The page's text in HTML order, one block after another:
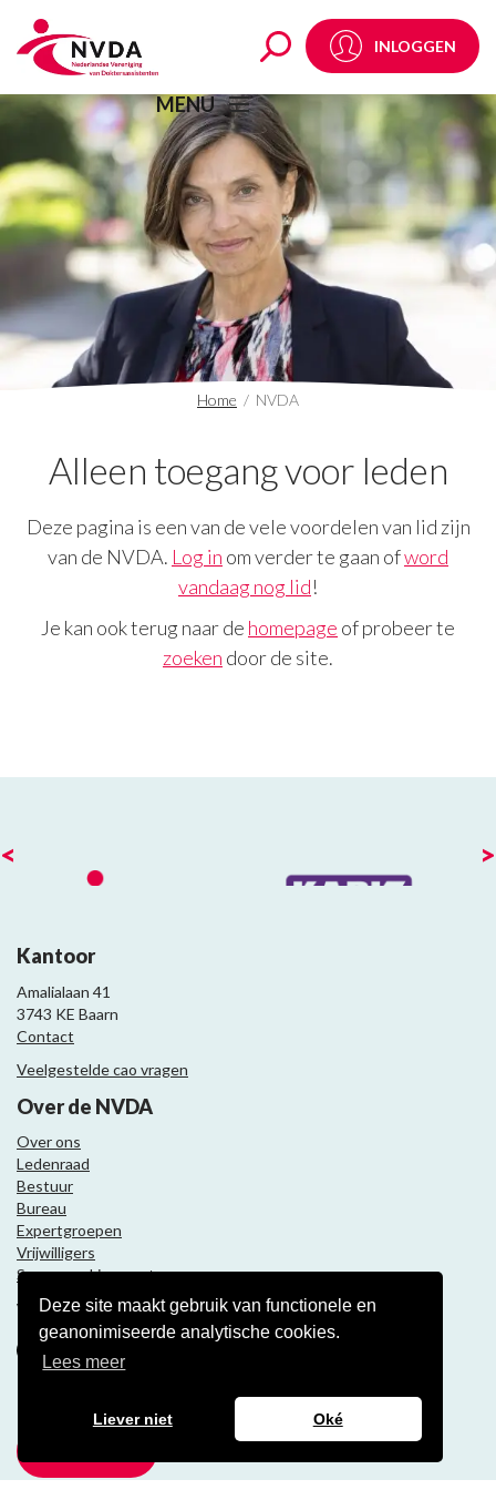
Deze site maakt gebruik van functionele en
geanonimiseerde analytische cookies.
Lees meer
Liever niet Oké
NVDA Archives - INLOGGEN
MENU
Home / NVDA
Alleen toegang voor leden
Deze pagina is een van de vele voordelen van lid zijn
van de NVDA. Log in om verder te gaan ofword
vandaag nog lid!
Je kan ook terug naar de homepage of probeer te
zoeken door de site.
< >
Kantoor
Amalialaan 41
3743 KE Baarn
Contact
Veelgestelde cao vragen
Over de NVDA
Over ons
Ledenraad
Bestuur
Bureau
Expertgroepen
Vrijwilligers
Samenwerkingspartners
Volg ons